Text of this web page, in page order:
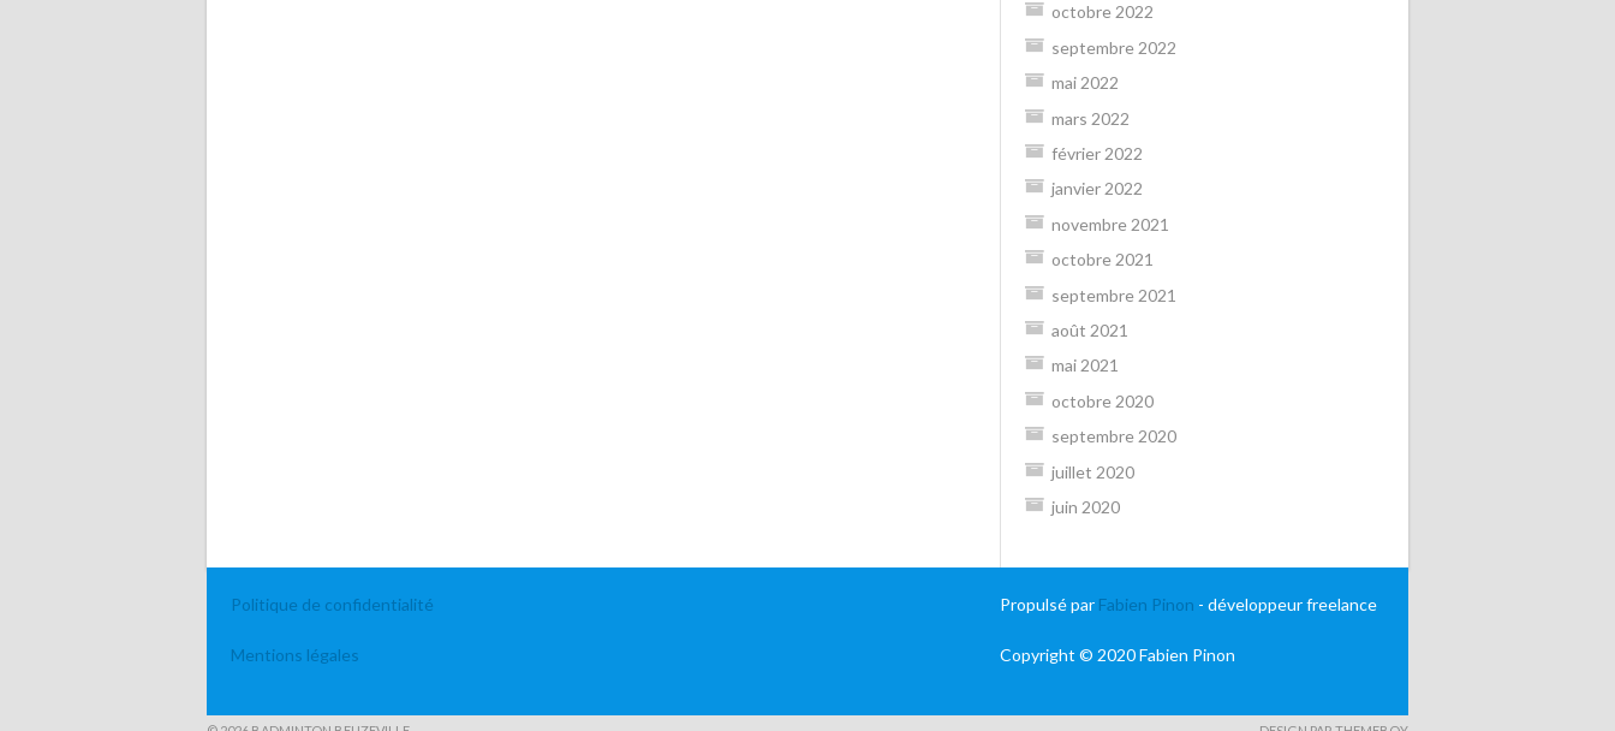
octobre 2022
septembre 2022
mai 2022
mars 2022
février 2022
janvier 2022
novembre 2021
octobre 2021
septembre 2021
août 2021
mai 2021
octobre 2020
septembre 2020
juillet 2020
juin 2020
Politique de confidentialité
Mentions légales
Propulsé par Fabien Pinon - développeur freelance
Copyright © 2020 Fabien Pinon